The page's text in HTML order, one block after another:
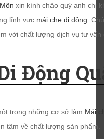
xin kính chào quý anh chị
lĩnh vực mái che di động .
với chất lượng dịch vụ tư vấn
Động
trong những cơ sở làm Mái
tâm về chất lượng sản phẩm.